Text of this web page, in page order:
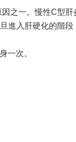
之一。慢性C型
進入肝硬化的階
一次。